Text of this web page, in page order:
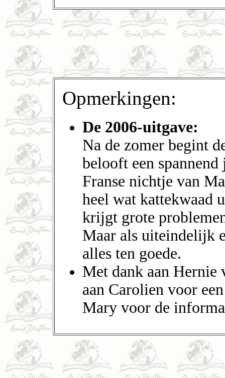
Opmerkingen:
De 2006-uitgave:
Na de zomer begint
belooft een
Franse nichtje van
heel wat kattekwaad
krijgt grote
Maar als uiteindelijk
alles ten goede.
Met dank aan Hernie
aan Carolien voor
Mary voor de